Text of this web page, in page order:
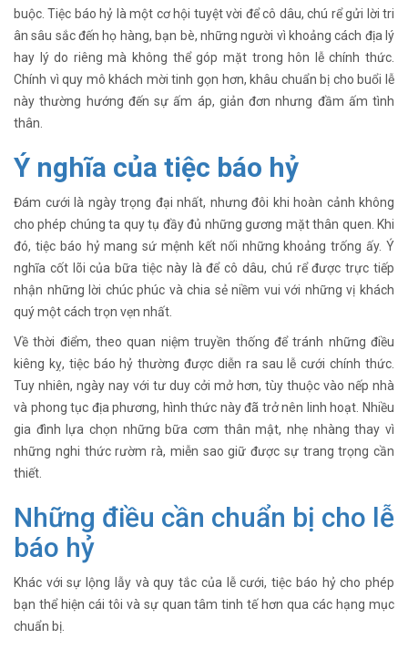
buộc. Tiệc báo hỷ là một cơ hội tuyệt vời để cô dâu, chú rể gửi lời tri
ân sâu sắc đến họ hàng, bạn bè, những người vì khoảng cách địa lý
hay lý do riêng mà không thể góp mặt trong hôn lễ chính thức.
Chính vì quy mô khách mời tinh gọn hơn, khâu chuẩn bị cho buổi lễ
này thường hướng đến sự ấm áp, giản đơn nhưng đầm ấm tình
thân.
Ý nghĩa của tiệc báo hỷ
Đám cưới là ngày trọng đại nhất, nhưng đôi khi hoàn cảnh không
cho phép chúng ta quy tụ đầy đủ những gương mặt thân quen. Khi
đó, tiệc báo hỷ mang sứ mệnh kết nối những khoảng trống ấy. Ý
nghĩa cốt lõi của bữa tiệc này là để cô dâu, chú rể được trực tiếp
nhận những lời chúc phúc và chia sẻ niềm vui với những vị khách
quý một cách trọn vẹn nhất.
Về thời điểm, theo quan niệm truyền thống để tránh những điều
kiêng kỵ, tiệc báo hỷ thường được diễn ra sau lễ cưới chính thức.
Tuy nhiên, ngày nay với tư duy cởi mở hơn, tùy thuộc vào nếp nhà
và phong tục địa phương, hình thức này đã trở nên linh hoạt. Nhiều
gia đình lựa chọn những bữa cơm thân mật, nhẹ nhàng thay vì
những nghi thức rườm rà, miễn sao giữ được sự trang trọng cần
thiết.
Những điều cần chuẩn bị cho lễ
báo hỷ
Khác với sự lộng lẫy và quy tắc của lễ cưới, tiệc báo hỷ cho phép
bạn thể hiện cái tôi và sự quan tâm tinh tế hơn qua các hạng mục
chuẩn bị.